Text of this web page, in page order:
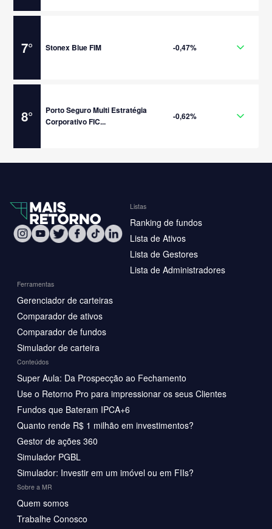
7° Stonex Blue FIM -0,47%
8°
Porto Seguro Multi Estratégia
Corporativo FIC...
-0,62%
Listas
Ranking de fundos
Lista de Ativos
Lista de Gestores
Lista de Administradores
Ferramentas
Gerenciador de carteiras
Comparador de ativos
Comparador de fundos
Simulador de carteira
Conteúdos
Super Aula: Da Prospecção ao Fechamento
Use o Retorno Pro para impressionar os seus Clientes
Fundos que Bateram IPCA+6
Quanto rende R$ 1 milhão em investimentos?
Gestor de ações 360
Simulador PGBL
Simulador: Investir em um imóvel ou em FIIs?
Sobre a MR
Quem somos
Trabalhe Conosco